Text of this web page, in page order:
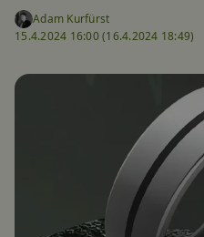
Adam Kurfürst
15.4.2024 16:00 (16.4.2024 18:49)